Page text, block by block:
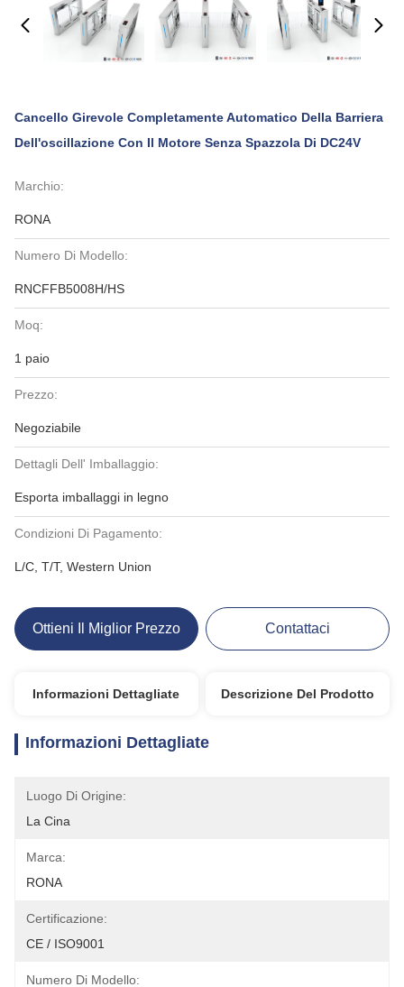
Cancello Girevole Completamente Automatico Della Barriera
Dell'oscillazione Con Il Motore Senza Spazzola Di DC24V
Marchio:
RONA
Numero Di Modello:
RNCFFB5008H/HS
Moq:
1 paio
Prezzo:
Negoziabile
Dettagli Dell' Imballaggio:
Esporta imballaggi in legno
Condizioni Di Pagamento:
L/C, T/T, Western Union
Ottieni Il Miglior Prezzo Contattaci
Informazioni Dettagliate Descrizione Del Prodotto
Informazioni Dettagliate
Luogo Di Origine:
La Cina
Marca:
RONA
Certificazione:
CE / ISO9001
Numero Di Modello: